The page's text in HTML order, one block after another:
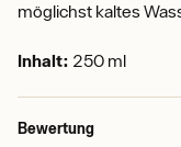
möglichst kaltes
Inhalt: 250 ml
Bewertung